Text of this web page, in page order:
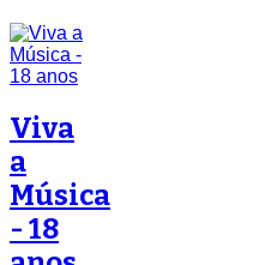
Viva
a
Música
- 18